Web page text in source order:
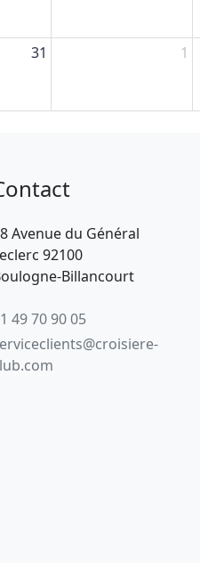
31 1
Avenue du Général
92100
Billancourt
49 70 90 05